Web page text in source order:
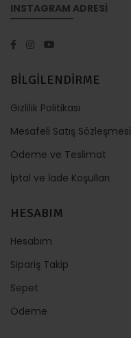
INSTAGRAM ADRESİ
BİLGİLENDİRME
Gizlilik Politikası
Mesafeli Satış Sözleşmesi
Ödeme ve Teslimat
İptal ve İade Koşulları
HESABIM
Hesabım
Sipariş Takip
Sepet
Ödeme